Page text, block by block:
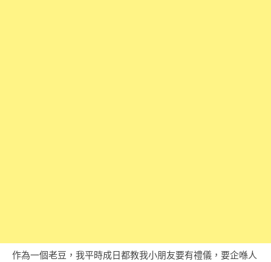
作為一個老豆，我平時成日都教我小朋友要有禮儀，要企喺人